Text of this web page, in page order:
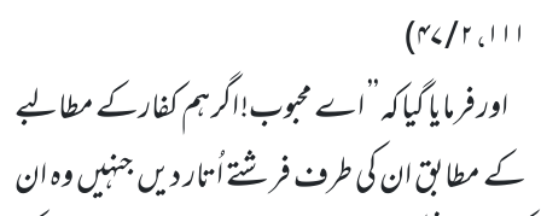
۱۱۱،۲/۴۷)
اور فرمایا گیا کہ ’’ اے محبوب! اگر ہم کفارکے مطالبے
کے مطابق ان کی طرف فرشتے اُتار دیں جنہیں وہ ان